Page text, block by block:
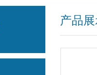
产品